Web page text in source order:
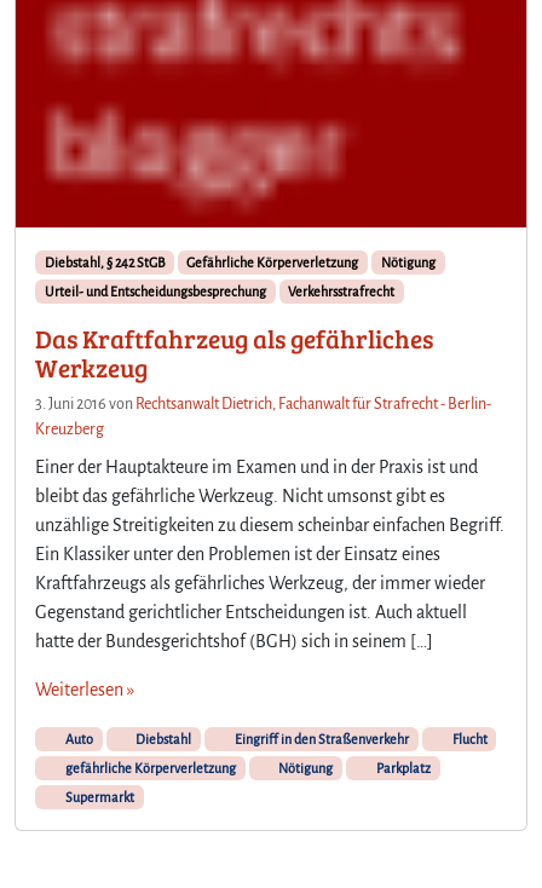
Diebstahl, § 242 StGB Gefährliche Körperverletzung
Nötigung
Urteil- und Entscheidungsbesprechung
Verkehrsstrafrecht
Das Kraftfahrzeug als gefährliches
Werkzeug
3. Juni 2016 von Rechtsanwalt Dietrich, Fachanwalt für Strafrecht - Berlin-
Kreuzberg
Einer der Hauptakteure im Examen und in der Praxis ist und
bleibt das gefährliche Werkzeug. Nicht umsonst gibt es
unzählige Streitigkeiten zu diesem scheinbar einfachen Begriff.
Ein Klassiker unter den Problemen ist der Einsatz eines
Kraftfahrzeugs als gefährliches Werkzeug, der immer wieder
Gegenstand gerichtlicher Entscheidungen ist. Auch aktuell
hatte der Bundesgerichtshof (BGH) sich in seinem […]
Weiterlesen »
Auto Diebstahl Eingriff in den Straßenverkehr
Flucht
gefährliche Körperverletzung
Nötigung
Parkplatz
Supermarkt